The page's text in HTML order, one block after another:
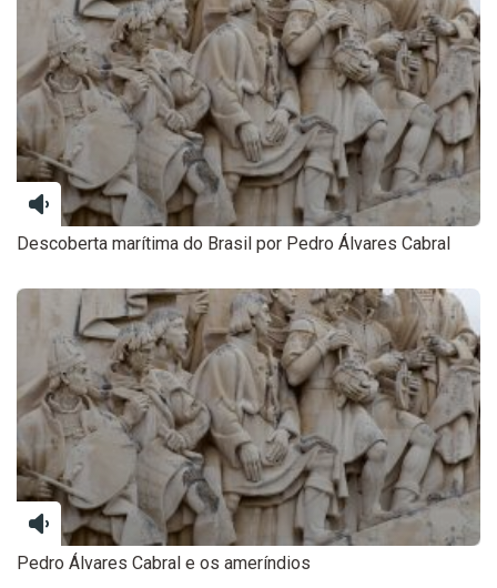
Descoberta marítima do Brasil por Pedro Álvares Cabral
Pedro Álvares Cabral e os ameríndios